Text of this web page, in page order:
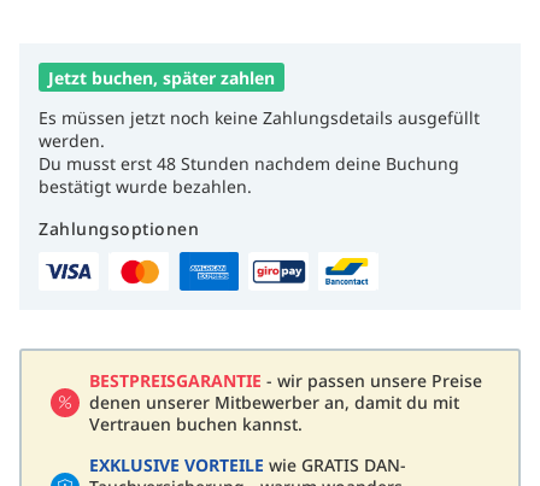
Jetzt buchen, später zahlen
Es müssen jetzt noch keine Zahlungsdetails ausgefüllt
werden.
Du musst erst 48 Stunden nachdem deine Buchung
bestätigt wurde bezahlen.
Zahlungsoptionen
BESTPREISGARANTIE - wir passen unsere Preise
denen unserer Mitbewerber an, damit du mit
Vertrauen buchen kannst.
EXKLUSIVE VORTEILE wie GRATIS DAN-